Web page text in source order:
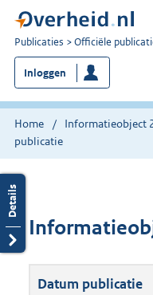
U
bent
nu
hier:
Publicaties Officiële
Inloggen
Home Informatieobject
publicatie